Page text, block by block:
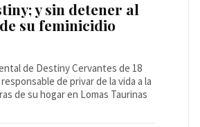
y sin detener al
su feminicidio
de Destiny Cervantes de 18
de privar de la vida a la
de su hogar en Lomas Taurinas